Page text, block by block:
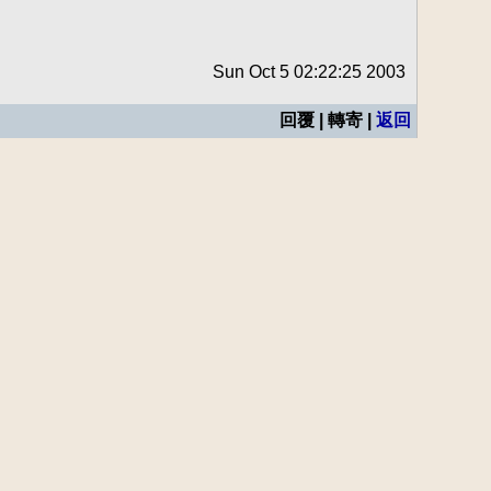
Sun Oct 5 02:22:25 2003
回覆 | 轉寄 | 返回